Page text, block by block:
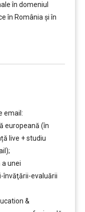
în domeniul
în România și în
email:
europeană (în
live + studiu
unei
învăţării-evaluării
&